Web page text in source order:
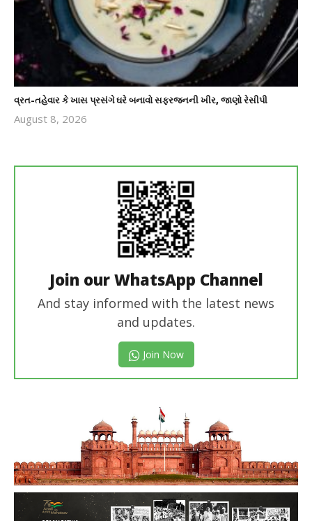
વ્રત-તહેવાર કે ખાસ પ્રસંગે ઘરે બનાવો સફરજનની ખીર, જાણો રેસીપી
August 8, 2026
Join our WhatsApp Channel
And stay informed with the latest news
and updates.
Join Now